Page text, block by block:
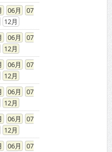
06
07
12
06
07
12
06
07
12
06
07
12
06
07
12
06
07